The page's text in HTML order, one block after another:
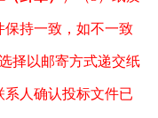
保持一致，如不一致
择以邮寄方式递交纸
系人确认投标文件已